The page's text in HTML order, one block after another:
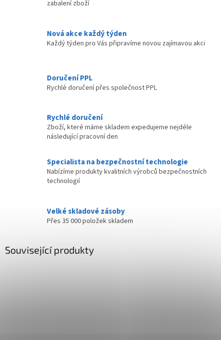
zabalení zboží
Nová akce každý týden
Každý týden pro Vás připravíme novou zajímavou akci
Doručení PPL
Rychlé doručení přes společnost PPL
Rychlé doručení
Zboží, které máme skladem expedujeme nejdéle
následující pracovní den
Specialista na bezpečnostní technologie
Nabízíme produkty kvalitních výrobců bezpečnostních
technologií
Velké skladové zásoby
Přes 35 000 položek skladem
Související produkty